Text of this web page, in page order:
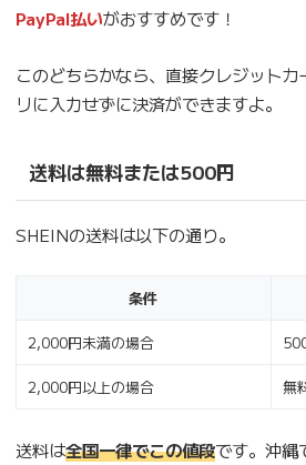
PayPal払いがおすすめです！
このどちらかなら、直接クレジット
リに入力せずに決済ができますよ。
送料は無料または500円
SHEINの送料は以下の通り。
条件
2,000円未満の場合
2,000円以上の場合 無
送料は全国一律でこの値段です。沖縄